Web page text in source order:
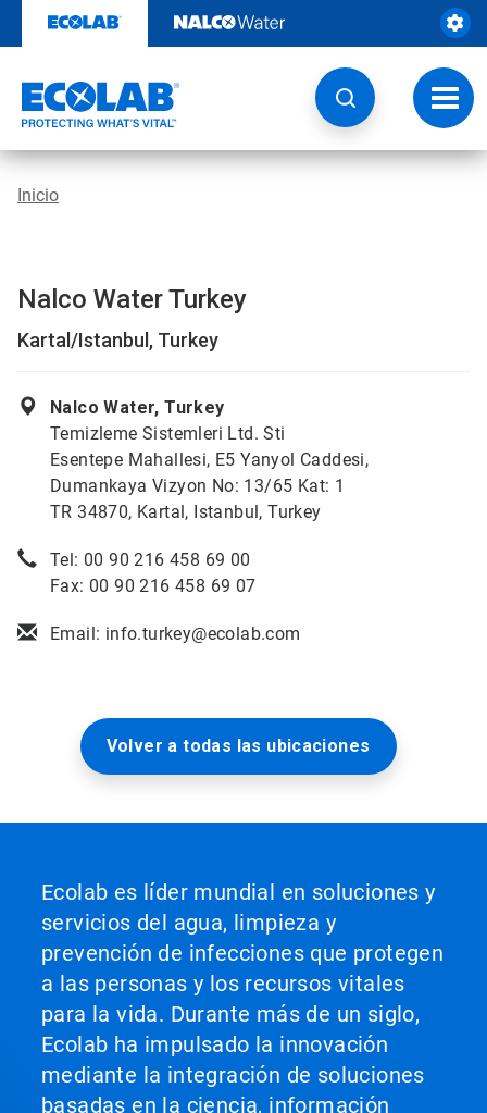
contenido
de
Inicio
Nalco Water Turkey
Kartal/Istanbul, Turkey
Nalco Water, Turkey
Temizleme Sistemleri Ltd. Sti
Esentepe Mahallesi, E5 Yanyol Caddesi,
Dumankaya Vizyon No: 13/65 Kat: 1
TR 34870, Kartal, Istanbul, Turkey
Tel: 00 90 216 458 69 00
Fax: 00 90 216 458 69 07
Email: info.turkey@ecolab.com
Volver a todas las ubicaciones
Ecolab es líder mundial en soluciones y
servicios del agua, limpieza y
prevención de infecciones que protegen
a las personas y los recursos vitales
para la vida. Durante más de un siglo,
Ecolab ha impulsado la innovación
mediante la integración de soluciones
basadas en la ciencia, información